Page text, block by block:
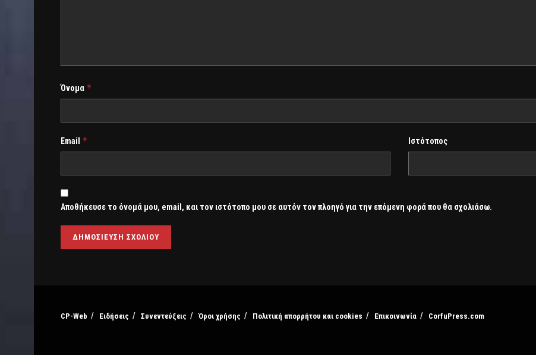
Όνομα *
Email * Ιστότοπος
Αποθήκευσε το όνομά μου, email, και τον ιστότοπο μου σε αυτόν τον πλοηγό για την επόμενη φορά που θα σχολιάσω.
CP-Web Ειδήσεις Συνεντεύξεις Όροι χρήσης Πολιτική απορρήτου και cookies Επικοινωνία CorfuPress.com